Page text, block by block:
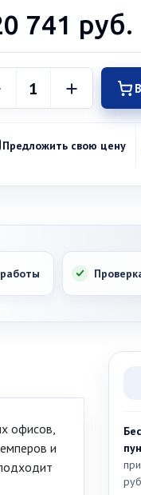
741 руб.
Предложить свою цену
офисов,
и